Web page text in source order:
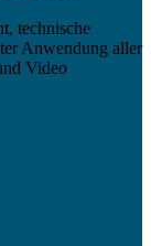
technische
Anwendung aller
Video